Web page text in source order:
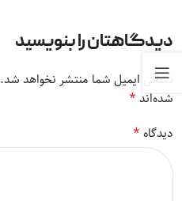
دیدگاهتان را بنویسید
نشانی ایمیل شما منتشر نخواهد شد.
شده‌اند*
دیدگاه*